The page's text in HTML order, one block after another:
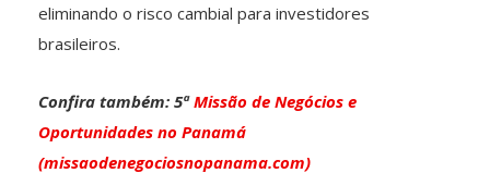
eliminando o risco cambial para investidores
brasileiros.
Confira também: 5ªMissão de Negócios e
Oportunidades no Panamá
(missaodenegociosnopanama.com)